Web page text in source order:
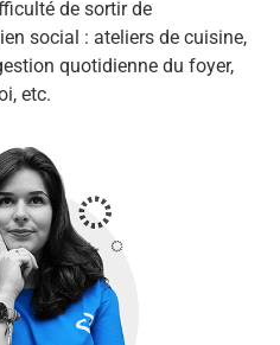
de sortir de
social : ateliers de cuisine,
quotidienne du foyer,
etc.